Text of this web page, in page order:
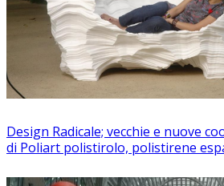
Design Radicale; vecchie e nuove
di Poliart polistirolo, polistirene